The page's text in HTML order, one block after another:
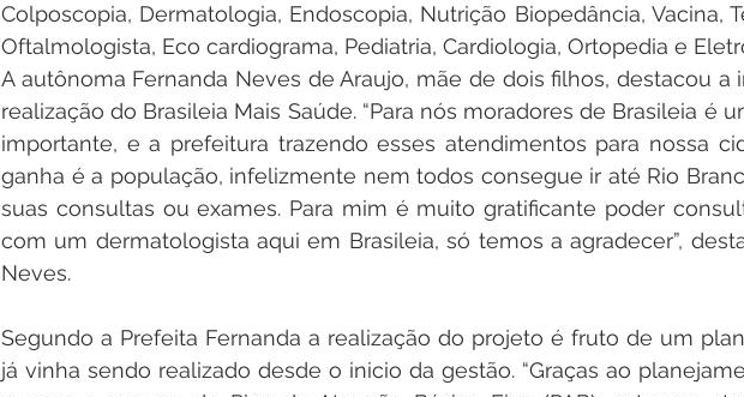
Colposcopia, Dermatologia, Endoscopia, Nutrição Biopedância, Vacina,
A autônoma Fernanda Neves de Araujo, mãe de dois filhos, destacou a
realização do Brasileia Mais Saúde. “Para nós moradores de Brasileia é
importante, e a prefeitura trazendo esses atendimentos para nossa
ganha é a população, infelizmente nem todos consegue ir até Rio
suas consultas ou exames. Para mim é muito gratificante poder
com um dermatologista aqui em Brasileia, só temos a agradecer”,
Neves.
Segundo a Prefeita Fernanda a realização do projeto é fruto de um
já vinha sendo realizado desde o inicio da gestão. “Graças ao